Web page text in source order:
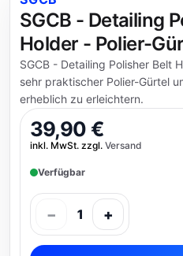
SGCB - Detailing
Holder - Polier-
SGCB - Detailing Polisher Belt
sehr praktischer Polier-Gürtel
erheblich zu erleichtern.
39,90 €
inkl. MwSt. zzgl. Versand
Verfügbar
− 1 +